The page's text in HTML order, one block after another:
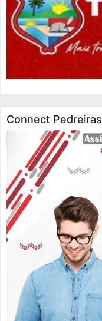
Connect Pedreiras